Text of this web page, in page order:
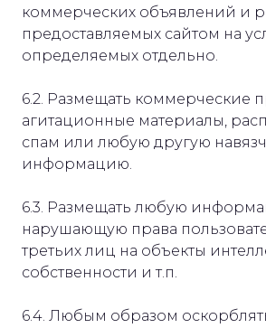
коммерческих объявлений и
предоставляемых сайтом на
определяемых отдельно.
6.2. Размещать коммерческие
агитационные материалы,
спам или любую другую
информацию.
6.3. Размещать любую
нарушающую права
третьих лиц на объекты
собственности и т.п.
6.4. Любым образом